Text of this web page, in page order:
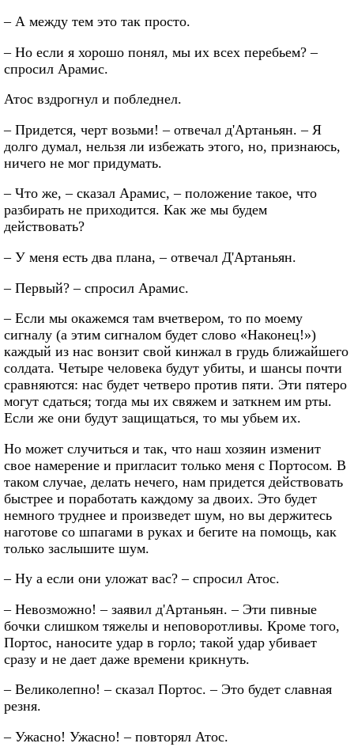
– А между тем это так просто.
– Но если я хорошо понял, мы их всех перебьем? –
спросил Арамис.
Атос вздрогнул и побледнел.
– Придется, черт возьми! – отвечал д'Артаньян. – Я
долго думал, нельзя ли избежать этого, но, признаюсь,
ничего не мог придумать.
– Что же, – сказал Арамис, – положение такое, что
разбирать не приходится. Как же мы будем
действовать?
– У меня есть два плана, – отвечал Д'Артаньян.
– Первый? – спросил Арамис.
– Если мы окажемся там вчетвером, то по моему
сигналу (а этим сигналом будет слово «Наконец!»)
каждый из нас вонзит свой кинжал в грудь ближайшего
солдата. Четыре человека будут убиты, и шансы почти
сравняются: нас будет четверо против пяти. Эти пятеро
могут сдаться; тогда мы их свяжем и заткнем им рты.
Если же они будут защищаться, то мы убьем их.
Но может случиться и так, что наш хозяин изменит
свое намерение и пригласит только меня с Портосом. В
таком случае, делать нечего, нам придется действовать
быстрее и поработать каждому за двоих. Это будет
немного труднее и произведет шум, но вы держитесь
наготове со шпагами в руках и бегите на помощь, как
только заслышите шум.
– Ну а если они уложат вас? – спросил Атос.
– Невозможно! – заявил д'Артаньян. – Эти пивные
бочки слишком тяжелы и неповоротливы. Кроме того,
Портос, наносите удар в горло; такой удар убивает
сразу и не дает даже времени крикнуть.
– Великолепно! – сказал Портос. – Это будет славная
резня.
– Ужасно! Ужасно! – повторял Атос.